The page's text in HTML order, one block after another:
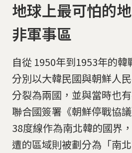
地球上最可怕的
非軍事區
自從 1950年到1953年的
分別以大韓民國與朝鮮人
分裂為兩國，並與當時也
聯合國簽署《朝鮮停戰協
38度線作為南北韓的國界
遭的區域則被劃分為「南北